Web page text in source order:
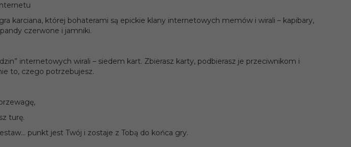
Matematyka. Kącik
karciana, której bohaterami są epickie klany internetowych memów i wirali – kapibary,
czerwone i jamniki.
internetowych wirali – siedem kart. Zbierasz karty, podbierasz je przeciwnikom i
to, czego potrzebujesz.
turę.
punkt jest Twój i zostaje z Tobą do końca gry.